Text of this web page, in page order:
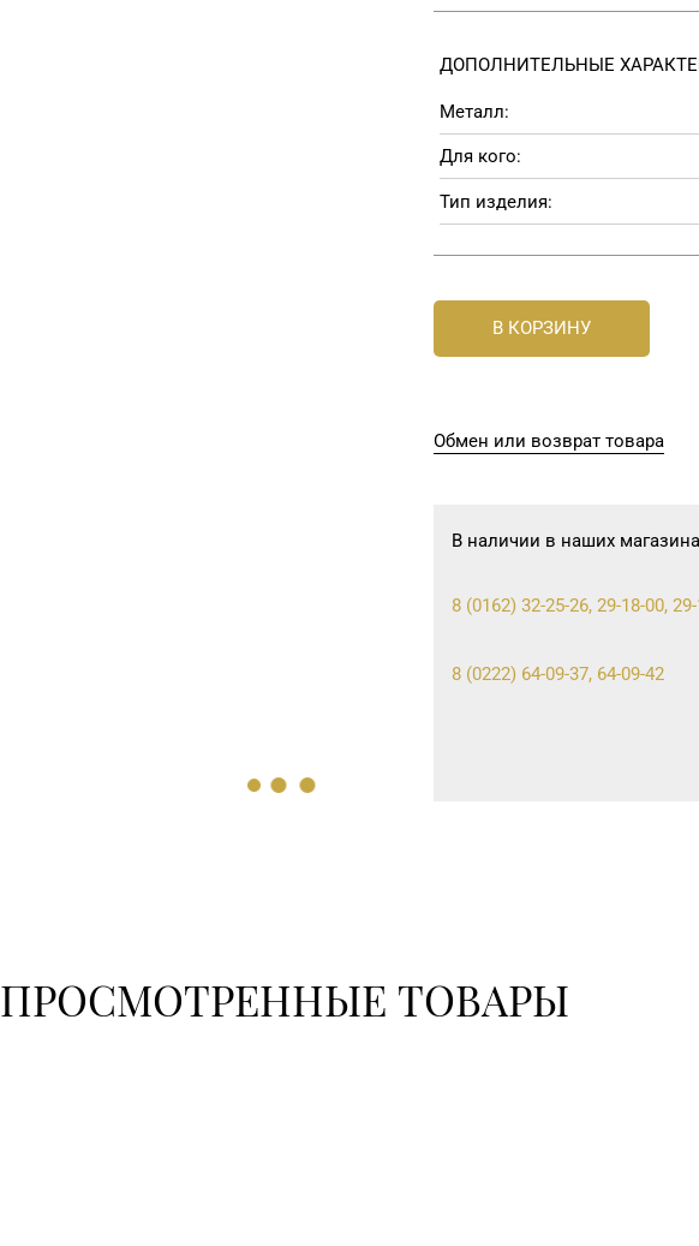
ДОПОЛНИТЕЛЬНЫЕ
Металл:
Для кого:
Тип изделия:
В КОРЗИНУ
Обмен или возврат товара
В наличии в наших
8 (0162) 32-25-26, 29-18-00,
8 (0222) 64-09-37, 64-09-42
ПРОСМОТРЕННЫЕ ТОВАРЫ